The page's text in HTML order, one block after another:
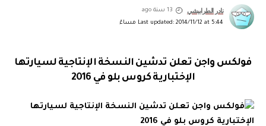
Last updated: 2014/11/12 at 5:44 مساءً
نادر الطرابيشي 13 سنة ago
فولكس واجن تعلن تدشين النسخة الإنتاجية لسيارتها
الإختبارية كروس بلو في 2016